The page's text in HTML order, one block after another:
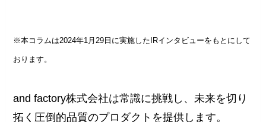
※本コラムは2024年1月29日に実施したIRインタビューをもとにして
おります。
and factory株式会社は常識に挑戦し、未来を切り
拓く圧倒的品質のプロダクトを提供します。